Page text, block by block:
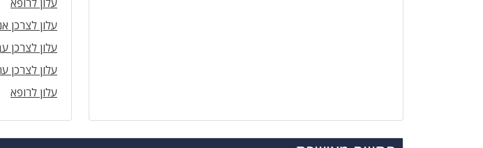
עלון לצרכן
עלון לצרכן
עלון לצרכן
עלון לרופא